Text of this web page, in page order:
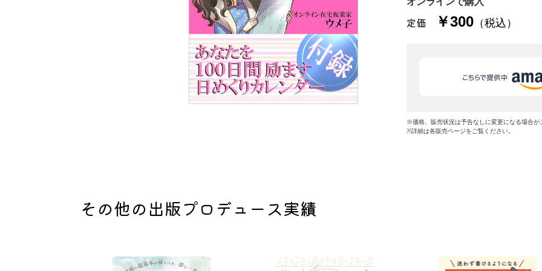
定価 ￥300 （税込）
※価格、販売状況は予告なしに変更になる場合が
※詳細は各販売ページをご覧ください。
その他の出版プロデュース実績